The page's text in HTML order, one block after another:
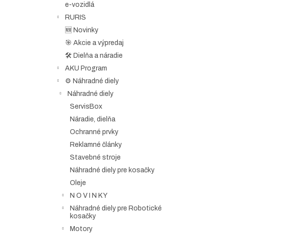
e-vozidlá
RURIS
🆕 Novinky
🎯 Akcie a výpredaj
🛠️ Dielňa a náradie
AKU Program
⚙️ Náhradné diely
Náhradné diely
ServisBox
Náradie, dielňa
Ochranné prvky
Reklamné články
Stavebné stroje
Náhradné diely pre kosačky
Oleje
N O V I N K Y
Náhradné diely pre Robotické
kosačky
Motory